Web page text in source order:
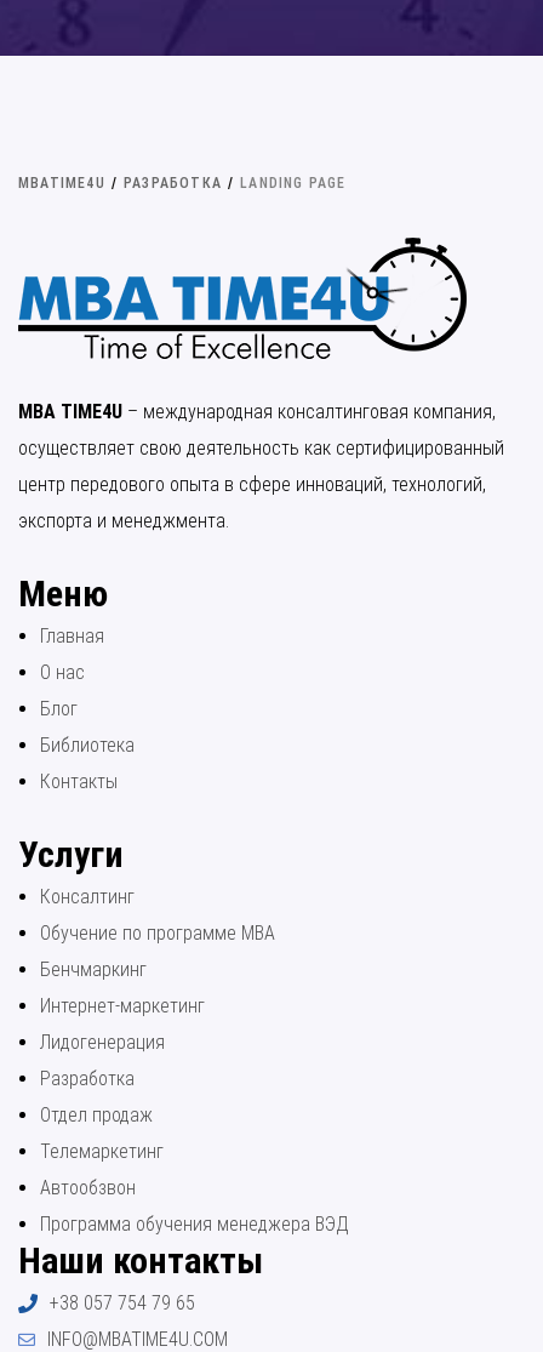
MBATIME4U / РАЗРАБОТКА / LANDING PAGE
MBA TIME4U – международная консалтинговая компания,
осуществляет свою деятельность как сертифицированный
центр передового опыта в сфере инноваций, технологий,
экспорта и менеджмента.
Меню
Главная
О нас
Блог
Библиотека
Контакты
Услуги
Консалтинг
Обучение по программе МВА
Бенчмаркинг
Интернет-маркетинг
Лидогенерация
Разработка
Отдел продаж
Телемаркетинг
Автообзвон
Программа обучения менеджера ВЭД
Наши контакты
+38 057 754 79 65
INFO@MBATIME4U.COM